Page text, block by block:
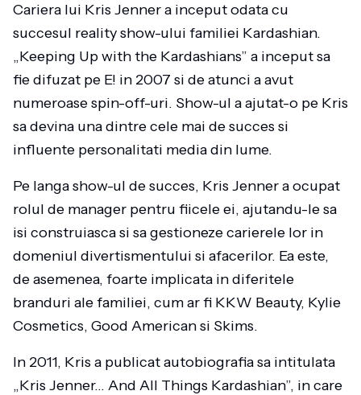
Cariera lui Kris Jenner a inceput odata cu
succesul reality show-ului familiei Kardashian.
„Keeping Up with the Kardashians” a inceput sa
fie difuzat pe E! in 2007 si de atunci a avut
numeroase spin-off-uri. Show-ul a ajutat-o pe Kris
sa devina una dintre cele mai de succes si
influente personalitati media din lume.
Pe langa show-ul de succes, Kris Jenner a ocupat
rolul de manager pentru fiicele ei, ajutandu-le sa
isi construiasca si sa gestioneze carierele lor in
domeniul divertismentului si afacerilor. Ea este,
de asemenea, foarte implicata in diferitele
branduri ale familiei, cum ar fi KKW Beauty, Kylie
Cosmetics, Good American si Skims.
In 2011, Kris a publicat autobiografia sa intitulata
„Kris Jenner… And All Things Kardashian”, in care